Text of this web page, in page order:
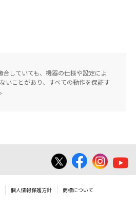
していても、機器の仕様や設定によ
いことがあり、すべての動作を保証す
個人情報保護方針 商標について